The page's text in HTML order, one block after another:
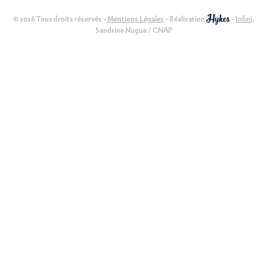
© 2026 Tous droits réservés -Mentions Légales - Réalisation - Infini,
Sandrine Nugue / CNAP